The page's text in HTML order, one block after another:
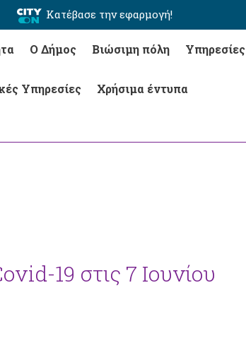
Κατέβασε την εφαρμογή!
Ο Δήμος Βιώσιμη πόλη Υπηρεσίες
Υπηρεσίες Χρήσιμα έντυπα
19 στις 7 Ιουνίου